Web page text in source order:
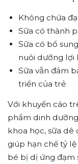
Không chứa
Sữa có thành
Sữa có bổ
nuôi dưỡng lợi
Sữa vẫn đảm
triển của trẻ
Với khuyến cáo
phẩm dinh
khoa học, sữa dê
giúp hạn chế tỷ
bé bị dị ứng đạm